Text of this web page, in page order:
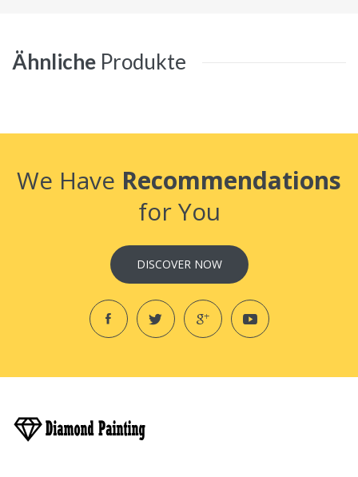
Ähnliche Produkte
We Have Recommendations
for You
DISCOVER NOW